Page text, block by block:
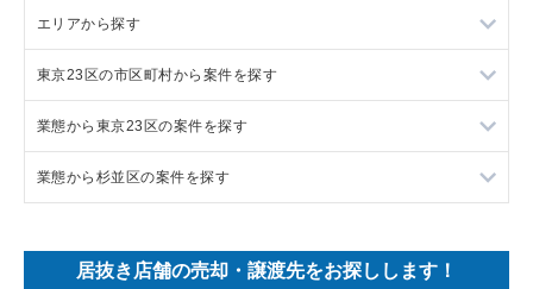
ラーメンの居抜き売却物件の案件一覧
フランス料理の居抜き売却物件の案件一覧
イタリア料理の居抜き売却物件の案件一覧
中華の居抜き売却物件の案件一覧
寿司の居抜き売却物件の案件一覧
エリアから探す
東京23区の飲食店の居抜き売却物件の案件一覧
東京都下の飲食店の居抜き売却物件の案件一覧
千葉県の飲食店の居抜き売却物件の案件一覧
神奈川県の飲食店の居抜き売却物件の案件一覧
東京23区の市区町村から案件を探す
目黒区の飲食店の居抜き売却物件の案件一覧
渋谷区の飲食店の居抜き売却物件の案件一覧
新宿区の飲食店の居抜き売却物件の案件一覧
業態から東京23区の案件を探す
東京23区のラーメンの居抜き売却物件の案件一覧
東京23区のイタリア料理の居抜き売却物件の案件一覧
業態から杉並区の案件を探す
杉並区のイタリア料理の居抜き売却物件の案件一覧
居抜き店舗の売却・譲渡先をお探しします！